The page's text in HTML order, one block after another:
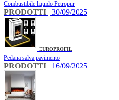
Combustibile liquido Petropur
PRODOTTI | 30/09/2025
EUROPROFIL
Pedana salva pavimento
PRODOTTI | 16/09/2025